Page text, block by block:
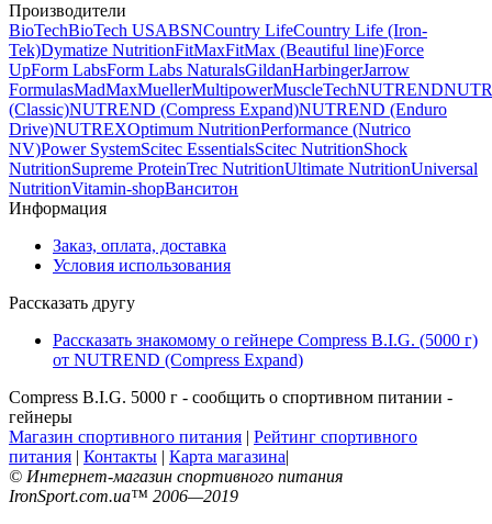
Производители
BioTechBioTech USABSNCountry LifeCountry Life (Iron-
Tek)Dymatize NutritionFitMaxFitMax (Beautiful line)Force
UpForm LabsForm Labs NaturalsGildanHarbingerJarrow
FormulasMadMaxMuellerMultipowerMuscleTechNUTREND
(Classic)NUTREND (Compress Expand)NUTREND (Enduro
Drive)NUTREXOptimum NutritionPerformance (Nutrico
NV)Power SystemScitec EssentialsScitec NutritionShock
NutritionSupreme ProteinTrec NutritionUltimate NutritionUniversal
NutritionVitamin-shopВанситон
Информация
Заказ, оплата, доставка
Условия использования
Рассказать другу
Рассказать знакомому о гейнере Compress B.I.G. (5000 г)
от NUTREND (Compress Expand)
Compress B.I.G. 5000 г - сообщить о спортивном питании -
гейнеры
Магазин спортивного питания | Рейтинг спортивного
питания | Контакты | Карта магазина|
© Интернет-магазин спортивного питания
IronSport.com.ua™ 2006—2019